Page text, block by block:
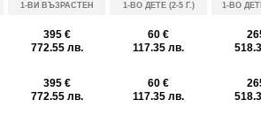
1-ВИ ВЪЗРАСТЕН
1-ВО ДЕТЕ (2-5 Г.)
1-ВО
395 €
772.55 лв.
60 €
117.35 лв.
395 €
772.55 лв.
60 €
117.35 лв.